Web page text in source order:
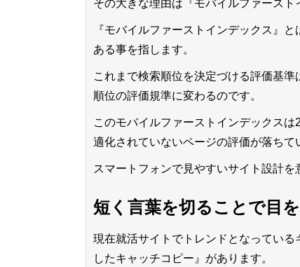
その大きな理由は『モバイルファースト
『モバイルファーストインデックス』
ある事を指します。
これまで検索順位を決定づける評価基
順位の評価規準に変わるのです。
このモバイルファーストインデックス
適化されていないページの評価が落ちて
スマートフォンで見やすいサイト設計を
短く言葉を切ることで目
現在就活サイトでトレンドとなってい
したキャッチコピー』があります。